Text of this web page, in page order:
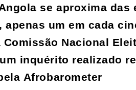
se aproxima das
apenas um em cada
Nacional
inquérito realizado
Afrobarometer